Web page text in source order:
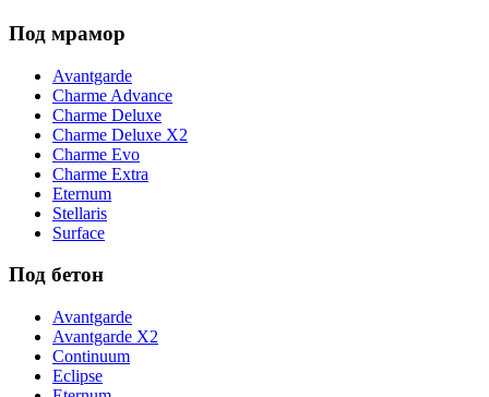
Под мрамор
Avantgarde
Charme Advance
Charme Deluxe
Charme Deluxe X2
Charme Evo
Charme Extra
Eternum
Stellaris
Surface
Под бетон
Avantgarde
Avantgarde X2
Continuum
Eclipse